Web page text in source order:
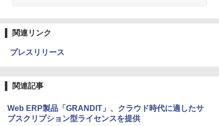
関連リンク
プレスリリース
関連記事
Web ERP製品「GRANDIT」、クラウド時代に適したサ
ブスクリプション型ライセンスを提供